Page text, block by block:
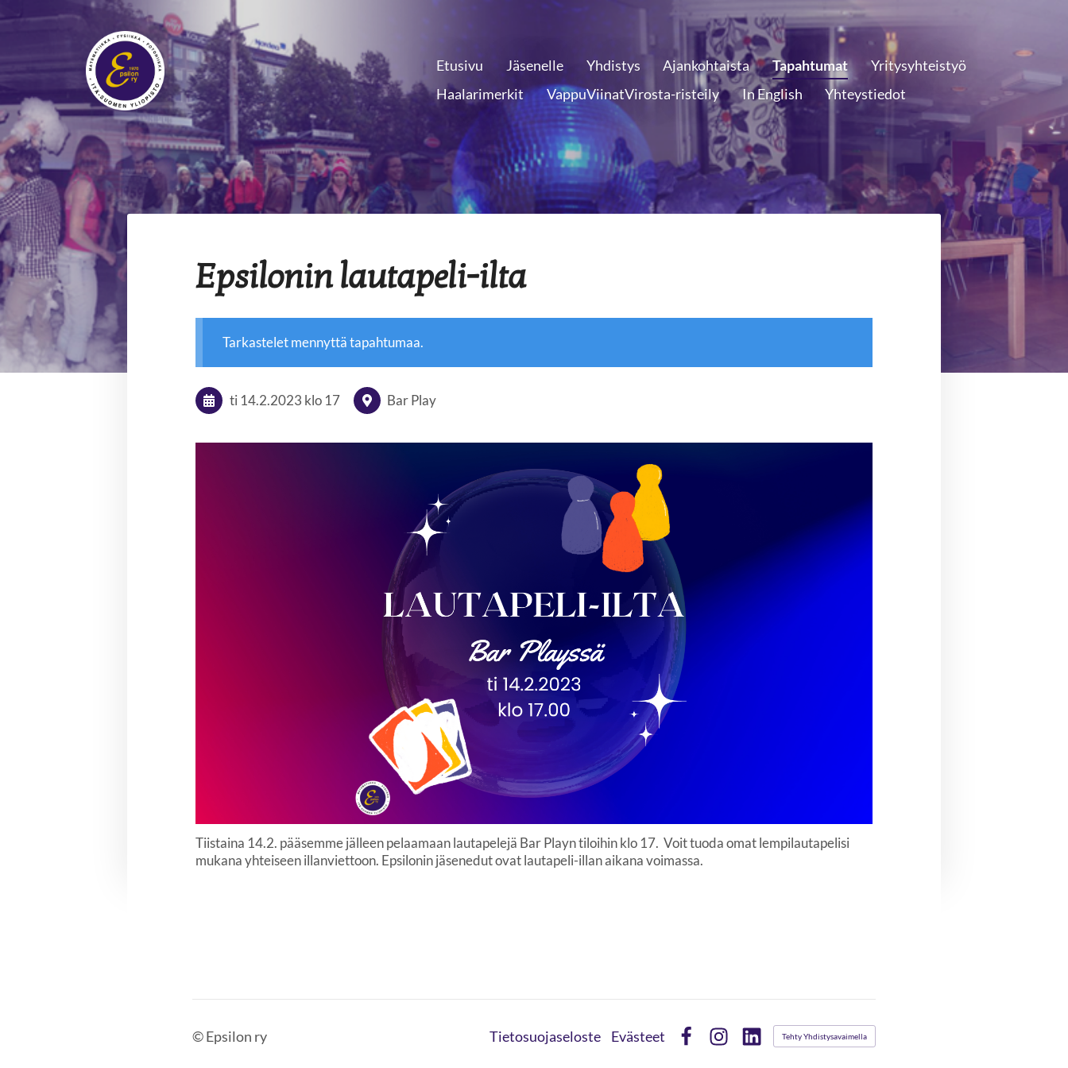
Siirry
Epsilon ry
Etusivu Jäsenelle Yhdistys Ajankohtaista Tapahtumat
Yritysyhteistyö
Haalarimerkit
VappuViinatVirosta-risteily In English Yhteystiedot
Epsilonin lautapeli-ilta
Tarkastelet mennyttä tapahtumaa.
ti 14.2.2023 klo 17 Bar Play
Tiistaina 14.2. pääsemme jälleen pelaamaan lautapelejä Bar Playn tiloihin klo 17. Voit tuoda omat lempilautapelisi
mukana yhteiseen illanviettoon. Epsilonin jäsenedut ovat lautapeli-illan aikana voimassa.
©Epsilon ry Tietosuojaseloste
Evästeet
LinkedIn
Tehty Yhdistysavaimella